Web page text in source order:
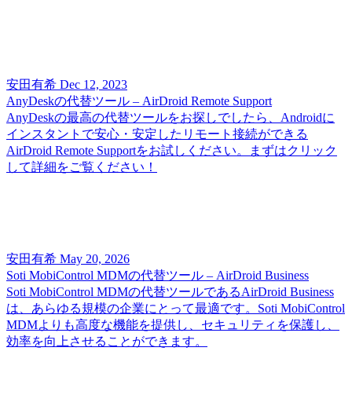
安田有希 Dec 12, 2023
AnyDeskの代替ツール – AirDroid Remote Support
AnyDeskの最高の代替ツールをお探しでしたら、Androidに
インスタントで安心・安定したリモート接続ができる
AirDroid Remote Supportをお試しください。まずはクリック
して詳細をご覧ください！
安田有希 May 20, 2026
Soti MobiControl MDMの代替ツール – AirDroid Business
Soti MobiControl MDMの代替ツールであるAirDroid Business
は、あらゆる規模の企業にとって最適です。Soti MobiControl
MDMよりも高度な機能を提供し、セキュリティを保護し、
効率を向上させることができます。